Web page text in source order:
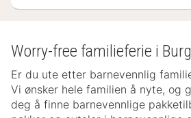
Worry-free familieferie i
Er du ute etter barnevennlig
Vi ønsker hele familien å nyte, og
deg å finne barnevennlige